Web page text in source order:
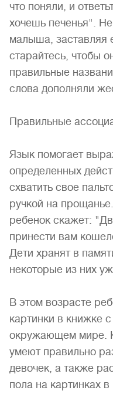
что поняли, и
хочешь печенья".
малыша, заставляя
старайтесь, чтобы
правильные
слова дополняли
Правильные
Язык помогает
определенных
схватить свое
ручкой на
ребенок скажет:
принести вам
Дети хранят в
некоторые из них
В этом возрасте
картинки в книжке
окружающем мире.
умеют правильно
девочек, а также
пола на картинках